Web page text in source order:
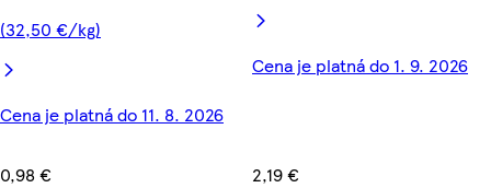
(32,50 €/kg)
Cena je platná do 11. 8. 2026
0,98 €
Cena je platná do 1. 9. 2026
2,19 €